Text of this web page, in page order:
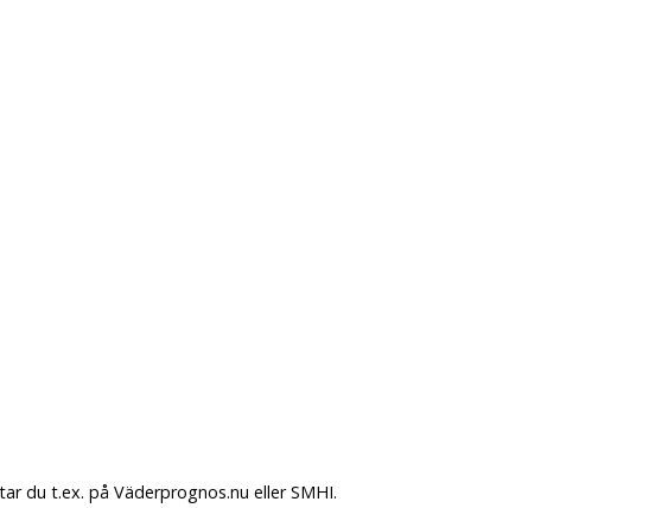
du t.ex. på Väderprognos.nu eller SMHI.